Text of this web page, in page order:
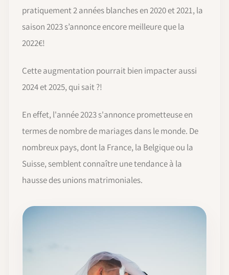
pratiquement 2 années blanches en 2020 et 2021, la
saison 2023 s’annonce encore meilleure que la
2022€!
Cette augmentation pourrait bien impacter aussi
2024 et 2025, qui sait ?!
En effet, l'année 2023 s'annonce prometteuse en
termes de nombre de mariages dans le monde. De
nombreux pays, dont la France, la Belgique ou la
Suisse, semblent connaître une tendance à la
hausse des unions matrimoniales.